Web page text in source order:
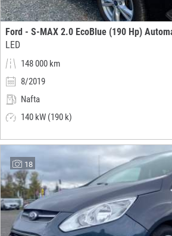
Ford - S-MAX 2.0 EcoBlue (190 Hp)
LED
148 000 km
8/2019
Nafta
140 kW (190 k)
18